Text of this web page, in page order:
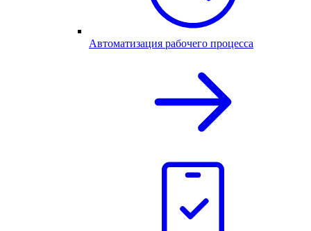
Автоматизация рабочего процесса